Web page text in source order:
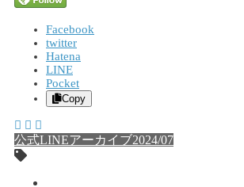
Facebook
twitter
Hatena
LINE
Pocket
Copy
公式LINEアーカイブ2024/07